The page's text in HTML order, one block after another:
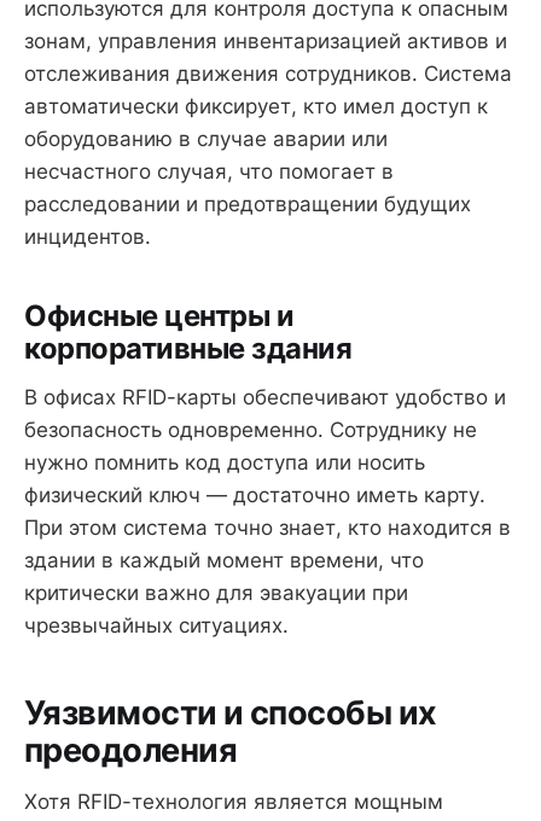
используются для контроля доступа к опасным
зонам, управления инвентаризацией активов и
отслеживания движения сотрудников. Система
автоматически фиксирует, кто имел доступ к
оборудованию в случае аварии или
несчастного случая, что помогает в
расследовании и предотвращении будущих
инцидентов.
Офисные центры и
корпоративные здания
В офисах RFID-карты обеспечивают удобство и
безопасность одновременно. Сотруднику не
нужно помнить код доступа или носить
физический ключ — достаточно иметь карту.
При этом система точно знает, кто находится в
здании в каждый момент времени, что
критически важно для эвакуации при
чрезвычайных ситуациях.
Уязвимости и способы их
преодоления
Хотя RFID-технология является мощным